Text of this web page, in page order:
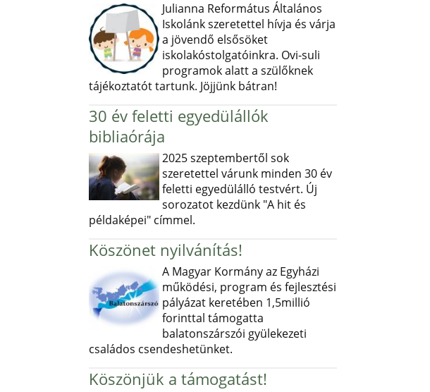
Julianna Református Általános
Iskolánk szeretettel hívja és várja
a jövendő elsősöket
iskolakóstolgatóinkra. Ovi-suli
programok alatt a szülőknek
tájékoztatót tartunk. Jöjjünk bátran!
30 év feletti egyedülállók
bibliaórája
2025 szeptembertől sok
szeretettel várunk minden 30 év
feletti egyedülálló testvért. Új
sorozatot kezdünk "A hit és
példaképei" címmel.
Köszönet nyilvánítás!
A Magyar Kormány az Egyházi
működési, program és fejlesztési
pályázat keretében 1,5millió
forinttal támogatta
balatonszárszói gyülekezeti
családos csendeshetünket.
Köszönjük a támogatást!